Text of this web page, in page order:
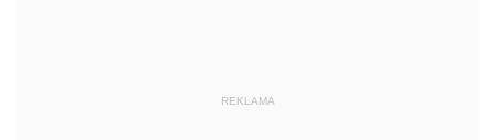
REKLAMA